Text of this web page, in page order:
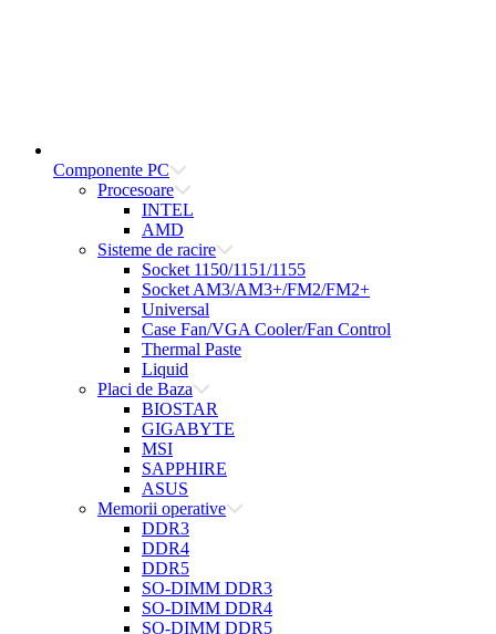
Componente PC
Procesoare
INTEL
AMD
Sisteme de racire
Socket 1150/1151/1155
Socket AM3/AM3+/FM2/FM2+
Universal
Case Fan/VGA Cooler/Fan Control
Thermal Paste
Liquid
Placi de Baza
BIOSTAR
GIGABYTE
MSI
SAPPHIRE
ASUS
Memorii operative
DDR3
DDR4
DDR5
SO-DIMM DDR3
SO-DIMM DDR4
SO-DIMM DDR5